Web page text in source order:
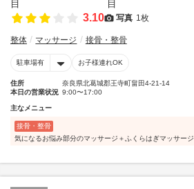
3.10 写真 1枚
整体 マッサージ 接骨・整骨
駐車場有 お子様連れOK
住所
奈良県北葛城郡王寺町畠田4-21-14
本日の営業状況 9:00〜17:00
主なメニュー
接骨・整骨
気になるお悩み部分のマッサージ＋ふくらはぎマッサージ